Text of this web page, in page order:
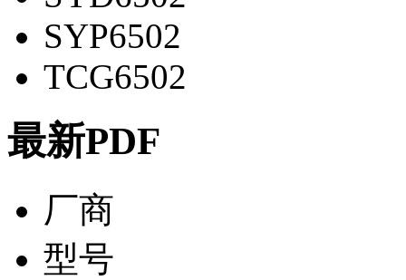
SYP6502
TCG6502
最新PDF
厂商
型号